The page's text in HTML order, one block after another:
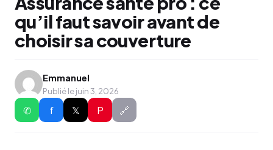
qu’il faut savoir avant de
choisir sa couverture
Emmanuel
Publié le juin 3, 2026
✆ f 𝕏 P 🔗